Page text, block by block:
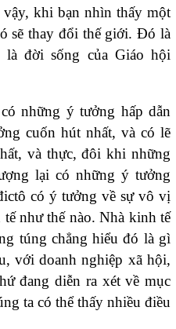
khi bạn nhìn thấy một
sẽ thay đổi thế giới. Đó là
là đời sống của Giáo hội
những ý tưởng hấp dẫn
cuốn hút nhất, và có lẽ
và thực, đôi khi những
lại có những ý tưởng
có ý tưởng về sự vô vị
như thế nào. Nhà kinh tế
túng chẳng hiểu đó là gì
với doanh nghiệp xã hội,
đang diễn ra xét về mục
ta có thể thấy nhiều điều